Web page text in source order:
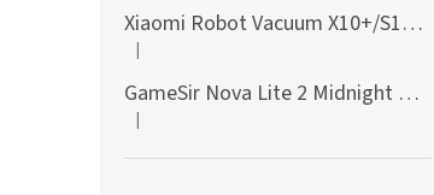
Xiaomi Robot Vacuum X10+/S10+/X10/X20+ Side Brush
Hodnotenie produktu je 5 z 5 hviezdičiek.
|
GameSir Nova Lite 2 Midnight Gray
Hodnotenie produktu je 5 z 5 hviezdičiek.
|